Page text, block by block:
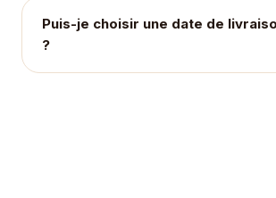
Puis-je choisir une date de
?